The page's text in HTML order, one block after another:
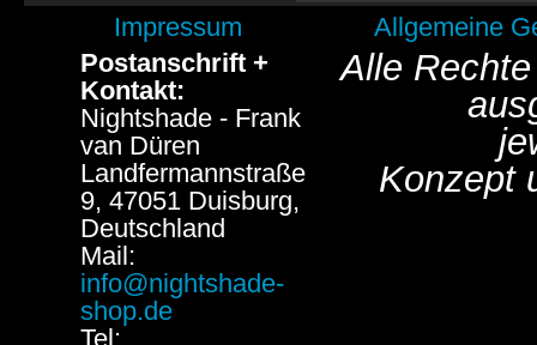
Impressum
Allgemeine
Postanschrift +
Kontakt:
Nightshade - Frank
van Düren
Landfermannstraße
9, 47051 Duisburg,
Deutschland
Mail:
info@nightshade-
shop.de
Tel:
Alle
Konzept